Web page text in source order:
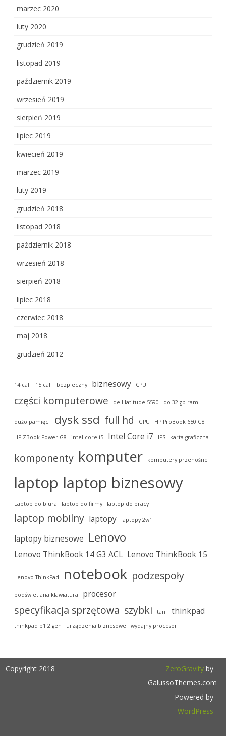
marzec 2020
luty 2020
grudzień 2019
listopad 2019
październik 2019
wrzesień 2019
sierpień 2019
lipiec 2019
kwiecień 2019
marzec 2019
luty 2019
grudzień 2018
listopad 2018
październik 2018
wrzesień 2018
sierpień 2018
lipiec 2018
czerwiec 2018
maj 2018
grudzień 2012
14 cali 15 cali bezpieczny biznesowy CPU
części komputerowe dell latitude 5590 do 32 gb ram
dużo pamięci dysk ssd full hd GPU HP ProBook 650 G8
HP ZBook Power G8 intel core i5 Intel Core i7 IPS karta graficzna
komponenty komputer komputery przenośne
laptop laptop biznesowy
Laptop do biura laptop do firmy laptop do pracy
laptop mobilny laptopy laptopy 2w1
laptopy biznesowe Lenovo
Lenovo ThinkBook 14 G3 ACL Lenovo ThinkBook 15
Lenovo ThinkPad notebook podzespoły
podświetlana klawiatura procesor
specyfikacja sprzętowa szybki tani thinkpad
thinkpad p1 2 gen urządzenia biznesowe wydajny procesor
Copyright 2018 ZeroGravityby
GalussoThemes.com
Powered by
WordPress